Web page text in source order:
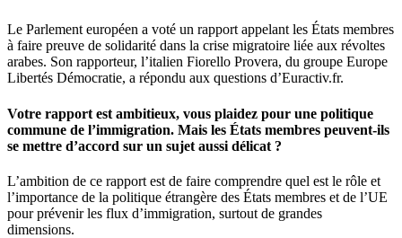
Le Parlement européen a voté un rapport appelant les États membres
à faire preuve de solidarité dans la crise migratoire liée aux révoltes
arabes. Son rapporteur, l’italien Fiorello Provera, du groupe Europe
Libertés Démocratie, a répondu aux questions d’Euractiv.fr.
Votre rapport est ambitieux, vous plaidez pour une politique
commune de l’immigration. Mais les États membres peuvent-ils
se mettre d’accord sur un sujet aussi délicat ?
L’ambition de ce rapport est de faire comprendre quel est le rôle et
l’importance de la politique étrangère des États membres et de l’UE
pour prévenir les flux d’immigration, surtout de grandes
dimensions.